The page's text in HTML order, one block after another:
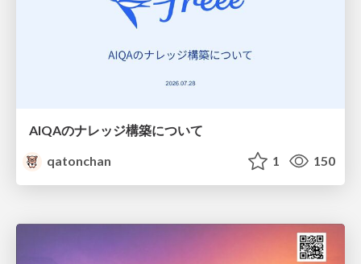
AIQAのナレッジ構築について
qatonchan
1 150